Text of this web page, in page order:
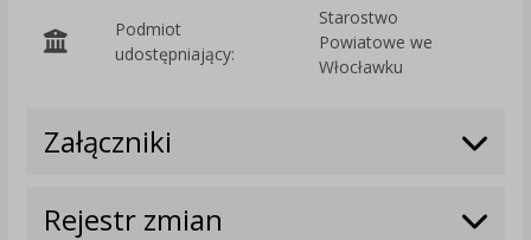
Podmiot
udostępniający:
Starostwo
Powiatowe we
Włocławku
Załączniki
Rejestr zmian